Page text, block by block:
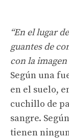
“En el lugar
guantes de
con la imagen
Según una
en el suelo,
cuchillo de
sangre.
tienen